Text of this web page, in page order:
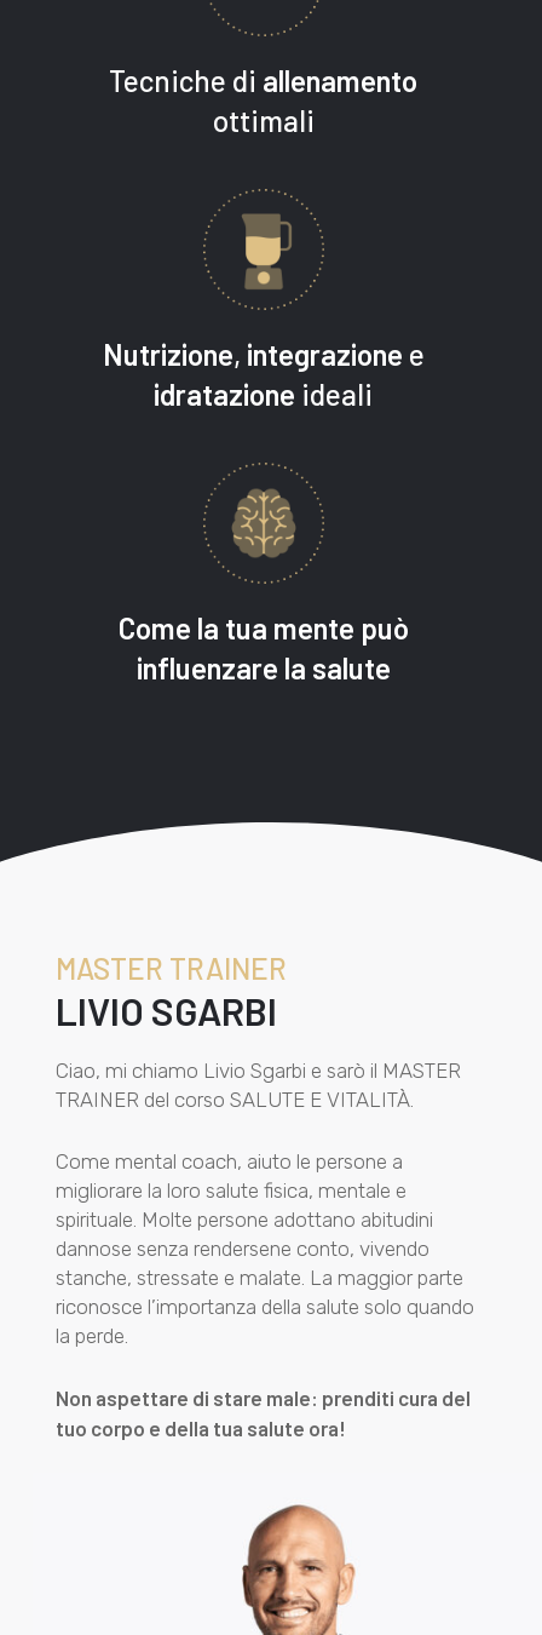
Tecniche di allenamento
ottimali
Nutrizione, integrazione e
idratazione ideali
Come la tua mente può
influenzare la salute
MASTER TRAINER
LIVIO SGARBI
Ciao, mi chiamo Livio Sgarbi e sarò il MASTER
TRAINER del corso SALUTE E VITALITÀ.
Come mental coach, aiuto le persone a
migliorare la loro salute fisica, mentale e
spirituale. Molte persone adottano abitudini
dannose senza rendersene conto, vivendo
stanche, stressate e malate. La maggior parte
riconosce l’importanza della salute solo quando
la perde.
Non aspettare di stare male: prenditi cura del
tuo corpo e della tua salute ora!